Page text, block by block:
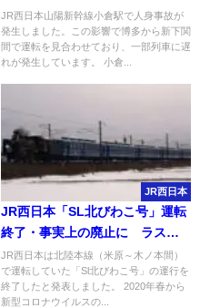
る」との情報も
JR西日本山陽新幹線小倉駅で人身事故が
発生しました。この影響で博多から新下関
間で運転を見合わせており、一部列車に遅
れが発生しています。 小倉...
JR西日本
JR西日本「SL北びわこ号」運転
終了・事実上の廃止に ラスト
ランは行わず
JR西日本は北陸本線（米原～木ノ本間）
で運転していた「Sl北びわこ号」の運行を
終了したと発表しました。 2020年春から
新型コロナウイルスの...